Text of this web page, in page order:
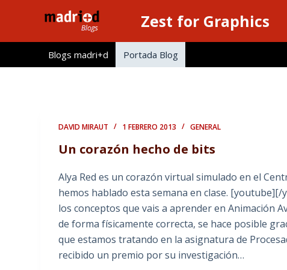
l
Zest for Graphics
Blogs madri+d Portada Blog
DAVID MIRAUT 1 FEBRERO 2013 GENERAL
Un corazón hecho de bits
Alya Red es un corazón virtual simulado en el
hemos hablado esta semana en clase.
los conceptos que vais a aprender en Animación
de forma físicamente correcta, se hace posible
que estamos tratando en la asignatura de
recibido un premio por su investigación…